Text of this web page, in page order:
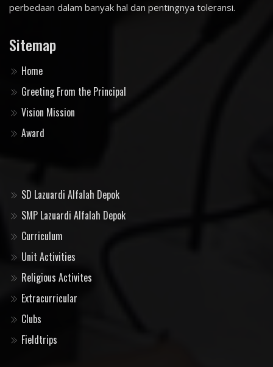
perbedaan dalam banyak hal dan pentingnya toleransi.
Sitemap
Home
Greeting From the Principal
Vision Mission
Award
SD Lazuardi Alfalah Depok
SMP Lazuardi Alfalah Depok
Curriculum
Unit Activities
Religious Activites
Extracurricular
Clubs
Fieldtrips